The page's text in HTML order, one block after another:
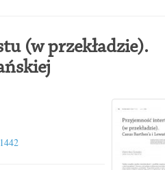
(w przekładzie).